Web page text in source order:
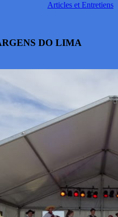
Articles et Entretiens
DO LIMA